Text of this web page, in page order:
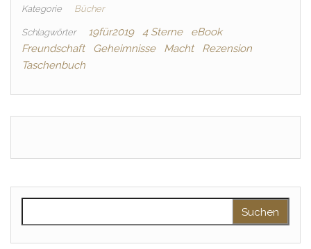
Kategorie Bücher
Schlagwörter 19für2019 4 Sterne
eBook
Freundschaft
Geheimnisse Macht
Rezension
Taschenbuch